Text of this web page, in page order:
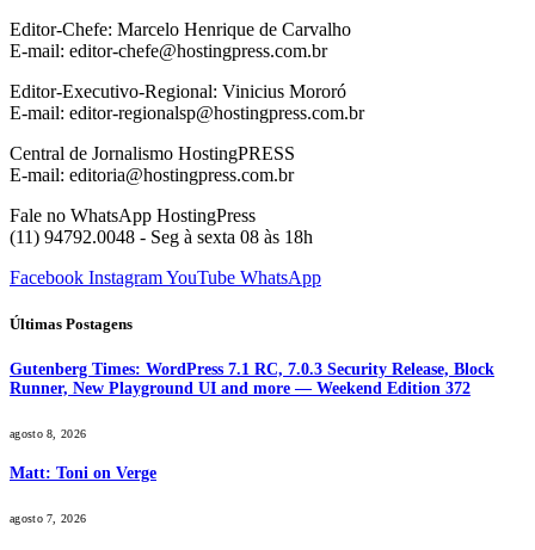
Editor-Chefe: Marcelo Henrique de Carvalho
E-mail: editor-chefe@hostingpress.com.br
Editor-Executivo-Regional: Vinicius Mororó
E-mail: editor-regionalsp@hostingpress.com.br
Central de Jornalismo HostingPRESS
E-mail: editoria@hostingpress.com.br
Fale no WhatsApp HostingPress
(11) 94792.0048 - Seg à sexta 08 às 18h
Facebook InstagramYouTube WhatsApp
Últimas Postagens
Gutenberg Times: WordPress 7.1 RC, 7.0.3 Security Release, Block
Runner, New Playground UI and more — Weekend Edition 372
agosto 8, 2026
Matt: Toni on Verge
agosto 7, 2026